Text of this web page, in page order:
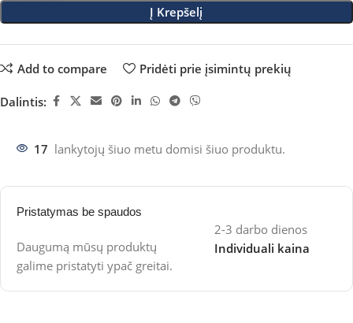
Į Krepšelį
Add to compare Pridėti prie įsimintų prekių
Dalintis:
17 lankytojų šiuo metu domisi šiuo produktu.
Pristatymas be spaudos
Daugumą mūsų produktų
galime pristatyti ypač greitai.
2-3 darbo dienos
Individuali kaina